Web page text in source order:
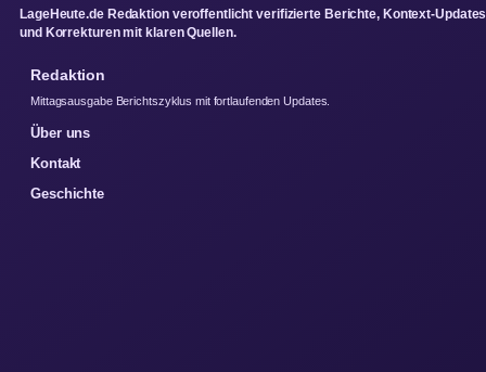
LageHeute.de Redaktion veroffentlicht verifizierte Berichte, Kontext-Updates
und Korrekturen mit klaren Quellen.
Redaktion
Mittagsausgabe Berichtszyklus mit fortlaufenden Updates.
Über uns
Kontakt
Geschichte